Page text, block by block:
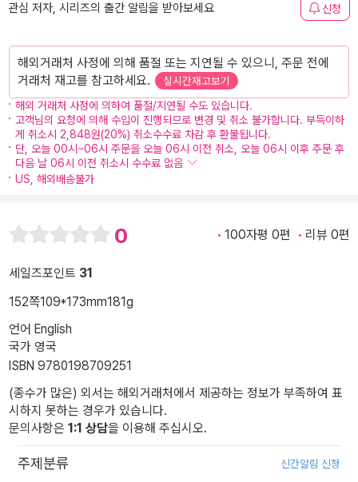
관심 저자, 시리즈의 출간 알림을 받아보세요 신청
해외거래처 사정에 의해 품절 또는 지연될 수 있으니, 주문 전에
거래처 재고를 참고하세요.
실시간재고보기
해외 거래처 사정에 의하여 품절/지연될 수도 있습니다.
고객님의 요청에 의해 수입이 진행되므로 변경 및 취소 불가합니다. 부득이하
게 취소시 2,848원(20%) 취소수수료 차감 후 환불됩니다.
단, 오늘 00시~06시 주문을 오늘 06시 이전 취소, 오늘 06시 이후 주문 후
다음 날 06시 이전 취소시 수수료 없음
US, 해외배송불가
0 100자평 0편 리뷰 0편
세일즈포인트 31
152쪽109*173mm181g
언어 English
국가 영국
ISBN 9780198709251
(종수가 많은) 외서는 해외거래처에서 제공하는 정보가 부족하여 표
시하지 못하는 경우가 있습니다.
문의사항은 1:1 상담을 이용해 주십시오.
주제분류 신간알림 신청